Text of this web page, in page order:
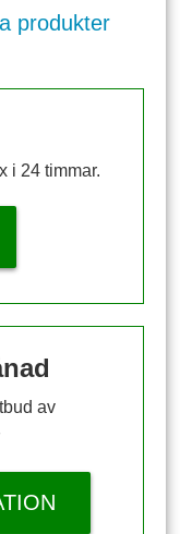
produkter
i 24 timmar.
av